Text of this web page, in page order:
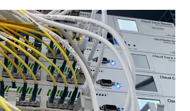
TRACER:
PANDUAN
LENGKAP
UNTUK
PEMULA